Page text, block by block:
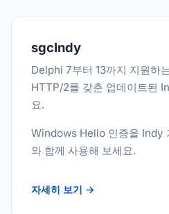
sgcIndy
Delphi 7부터 13까지 지원하
HTTP/2를 갖춘 업데이트된
요.
Windows Hello 인증을 Indy
와 함께 사용해 보세요.
자세히 보기 →